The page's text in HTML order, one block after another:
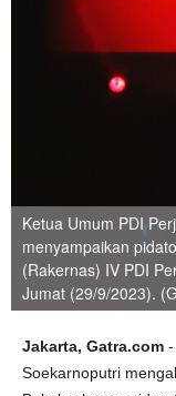
Ketua Umum PDI
menyampaikan
(Rakernas) IV PDI
Jumat (29/9/2023).
Jakarta, Gatra.com
Soekarnoputri